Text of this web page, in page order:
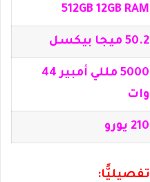
512GB 12GB RAM
50.2 ميجا بيكسل
5000 مللي أمبير 44
وات
210 يورو